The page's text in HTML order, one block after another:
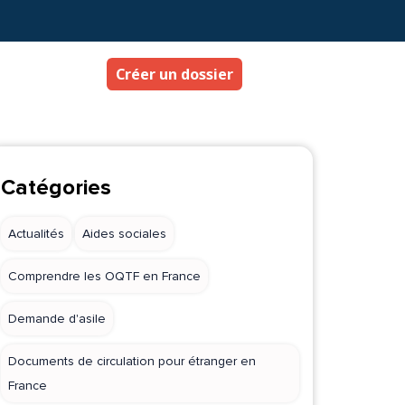
Créer un dossier
Catégories
Actualités Aides sociales
Comprendre les OQTF en France
Demande d'asile
Documents de circulation pour étranger en
France